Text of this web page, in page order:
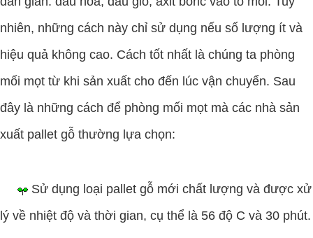
nhiên, những cách này chỉ sử dụng nếu số lượng ít và
hiệu quả không cao. Cách tốt nhất là chúng ta phòng
mối mọt từ khi sản xuất cho đến lúc vận chuyển. Sau
đây là những cách để phòng mối mọt mà các nhà sản
xuất pallet gỗ thường lựa chọn:
Sử dụng loại pallet gỗ mới chất lượng và được xử
lý về nhiệt độ và thời gian, cụ thể là 56 độ C và 30 phút.